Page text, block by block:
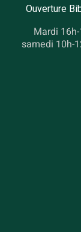
Ouverture
Mardi
samedi 10h-